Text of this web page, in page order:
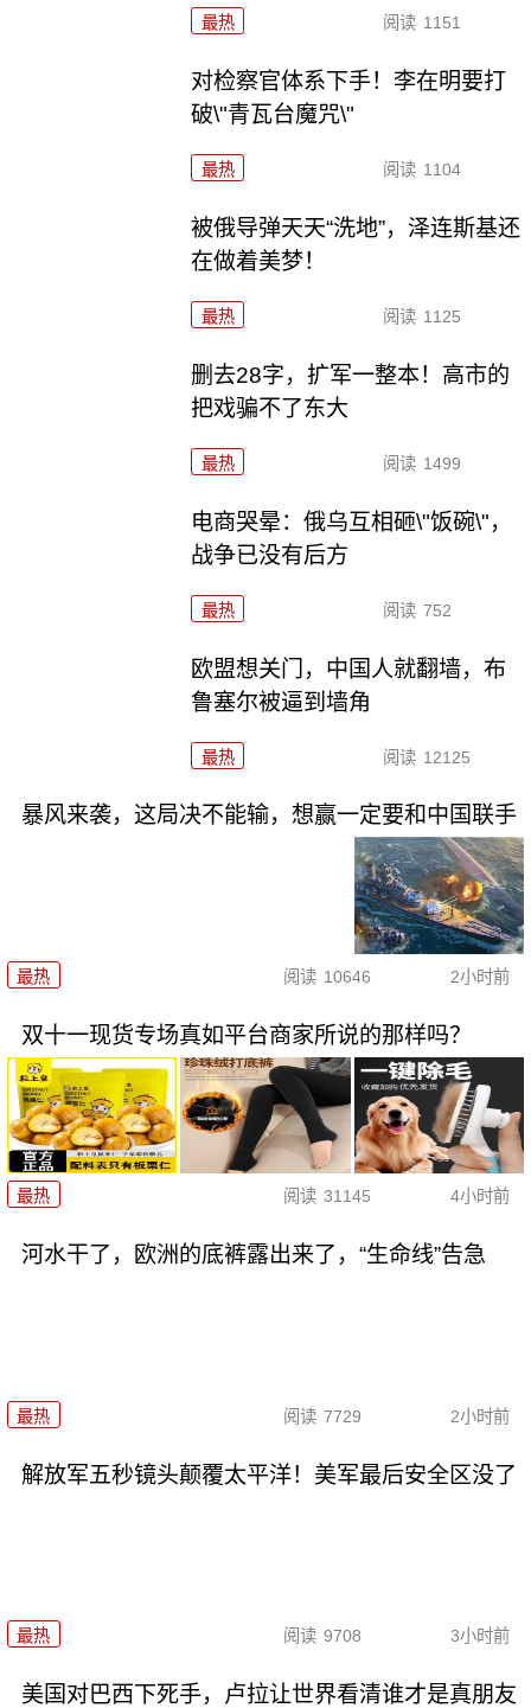
最热 阅读 1151
对检察官体系下手！李在明要打
破\"青瓦台魔咒\"
最热 阅读 1104
被俄导弹天天“洗地”，泽连斯基还
在做着美梦！
最热 阅读 1125
删去28字，扩军一整本！高市的
把戏骗不了东大
最热 阅读 1499
电商哭晕：俄乌互相砸\"饭碗\"，
战争已没有后方
最热 阅读 752
欧盟想关门，中国人就翻墙，布
鲁塞尔被逼到墙角
最热 阅读 12125
暴风来袭，这局决不能输，想赢一定要和中国联手
最热 阅读 10646 2小时前
双十一现货专场真如平台商家所说的那样吗？
最热 阅读 31145 4小时前
河水干了，欧洲的底裤露出来了，“生命线”告急
最热 阅读 7729 2小时前
解放军五秒镜头颠覆太平洋！美军最后安全区没了
最热 阅读 9708 3小时前
美国对巴西下死手，卢拉让世界看清谁才是真朋友